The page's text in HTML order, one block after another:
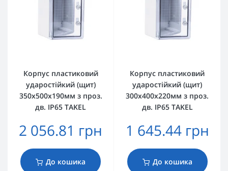
Корпус пластиковий
ударостійкий (щит)
350x500x190мм з проз.
дв. IP65 TAKEL
2 056.81 грн
До кошика
Корпус пластиковий
ударостійкий (щит)
300x400x220мм з проз.
дв. IP65 TAKEL
1 645.44 грн
До кошика